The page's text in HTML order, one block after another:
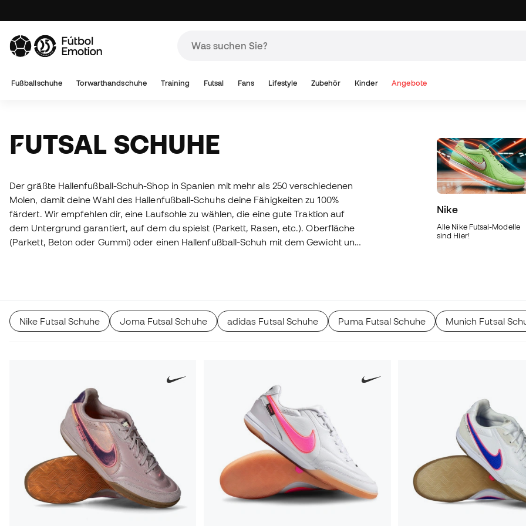
Fußballschuhe Torwarthandschuhe Training Futsal Fans Lifestyle Zubehör Kinder Angebote
FUTSAL SCHUHE
Der gräßte Hallenfußball-Schuh-Shop in Spanien mit mehr als 250 verschiedenen
Molen, damit deine Wahl des Hallenfußball-Schuhs deine Fähigkeiten zu 100%
färdert. Wir empfehlen dir, eine Laufsohle zu wählen, die eine gute Traktion auf
dem Untergrund garantiert, auf dem du spielst (Parkett, Rasen, etc.). Oberfläche
(Parkett, Beton oder Gummi) oder einen Hallenfußball-Schuh mit dem Gewicht und
Nike
Alle Nike Futsal-Modelle
sind Hier!
Nike Futsal Schuhe Joma Futsal Schuhe adidas Futsal Schuhe Puma Futsal Schuhe Munich Futsal